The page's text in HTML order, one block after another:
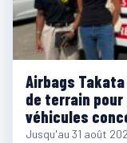
Airbags
de terrain
véhicules
Jusqu'au 31 août